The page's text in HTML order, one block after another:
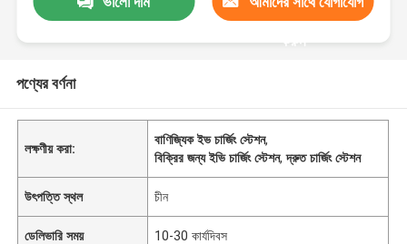
করুন
পণ্যের বর্ণনা
লক্ষণীয় করা:
বাণিজ্যিক ইভ চার্জিং স্টেশন,
বিক্রির জন্য ইভি চার্জিং স্টেশন,দ্রুত চার্জিং স্টেশন
উৎপত্তি স্থল চীন
ডেলিভারি সময় 10-30 কার্যদিবস